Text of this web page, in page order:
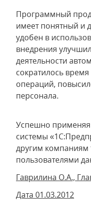
Программный
имеет понятный и
удобен в
внедрения
деятельности
сократилось
операций,
персонала.
Успешно
системы
другим компаниям
пользователями
Гаврилина О.А.,
Дата 01.03.2012